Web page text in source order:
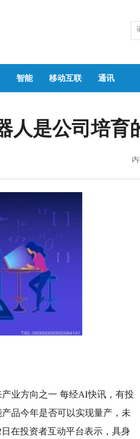
智能 移动互联 通讯
人是公司培育
业方向之一 每经AI快讯，有投
品今年是否可以实现量产，未
在投资者互动平台表示，具身